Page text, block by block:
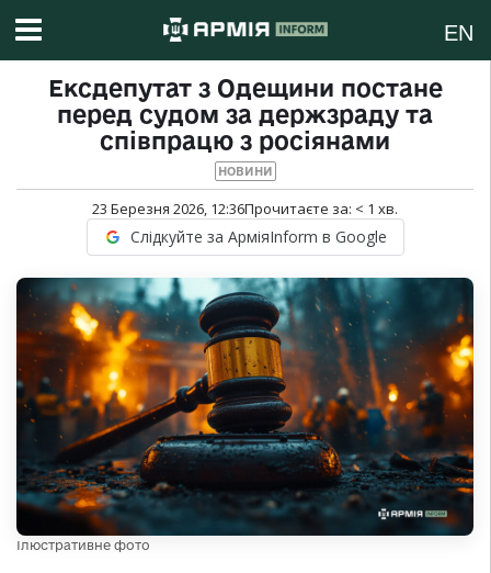
EN
Ексдепутат з Одещини постане
перед судом за держзраду та
співпрацю з росіянами
НОВИНИ
23 Березня 2026, 12:36Прочитаєте за: < 1 хв.
Слідкуйте за АрміяInform в Google
Ілюстративне фото